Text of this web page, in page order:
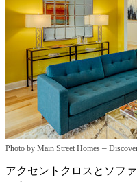
Photo by Main Street Homes –
アクセントクロスとソフ